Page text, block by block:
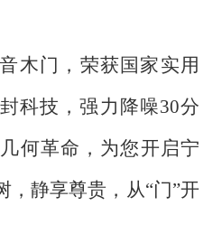
木门，荣获国家实用
科技，强力降噪30分
何革命，为您开启宁
，静享尊贵，从“门”开